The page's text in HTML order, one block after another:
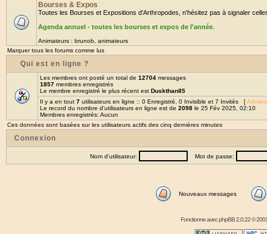
Bourses & Expos
Toutes les Bourses et Expositions d'Arthropodes, n'hésitez pas à signaler
Agenda annuel - toutes les bourses et expos de l'année
Animateurs : brunob animateurs
Marquer tous les forums comme lus
Qui est en ligne ?
Les membres ont posté un total de 12704 messages
1857 membres enregistrés
Le membre enregistré le plus récent est Duskthan85
Il y a en tout 7 utilisateurs en ligne :: 0 Enregistré, 0 Invisible et 7 Invités [
Le record du nombre d'utilisateurs en ligne est de 2098 le 25 Fév 2025, 02:10
Membres enregistrés: Aucun
Ces données sont basées sur les utilisateurs actifs des cinq dernières minutes
Connexion
Nom d'utilisateur: Mot de passe:
Nouveaux messages
Fonctionne avecphpBB2.0.22 ©